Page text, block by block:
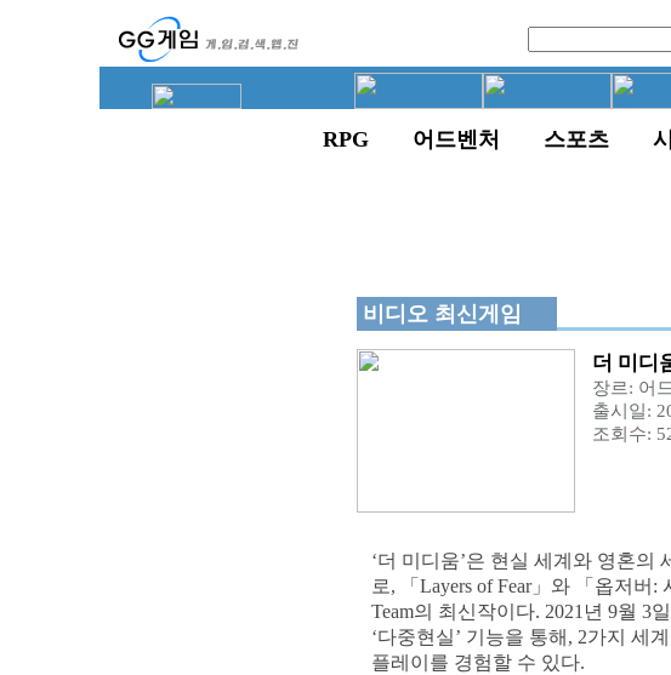
RPG 어드벤처 스포츠
비디오 최신게임
더 미디
장르: 어
출시일:
조회수:
‘더 미디움’은 현실 세계와 영혼
로, 「Layers of Fear」와 「옵저
Team의 최신작이다. 2021년 9월 3
‘다중현실’ 기능을 통해, 2가지 세
플레이를 경험할 수 있다.